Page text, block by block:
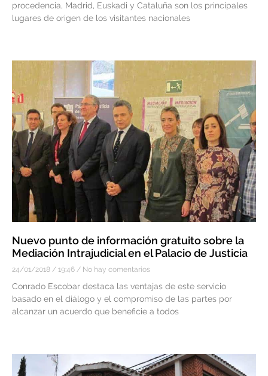
procedencia, Madrid, Euskadi y Cataluña son los principales
lugares de origen de los visitantes nacionales
Nuevo punto de información gratuito sobre la
Mediación Intrajudicial en el Palacio de Justicia
24/01/2018 19:46 No hay comentarios
Conrado Escobar destaca las ventajas de este servicio
basado en el diálogo y el compromiso de las partes por
alcanzar un acuerdo que beneficie a todos